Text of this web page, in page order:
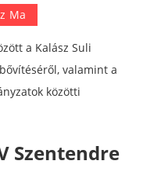
Ma
a Kalász Suli
valamint a
közötti
Szentendre